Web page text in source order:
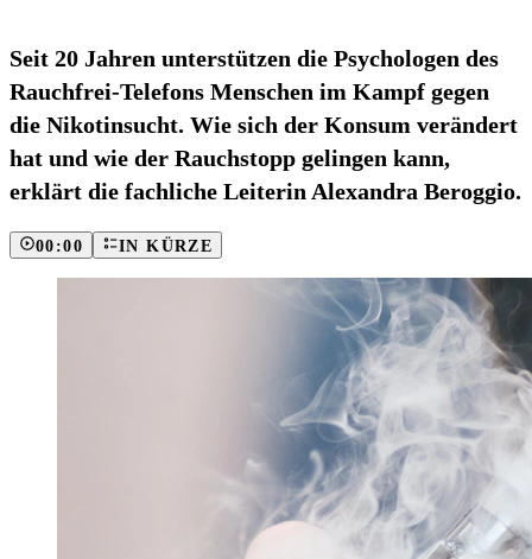
Seit 20 Jahren unterstützen die Psychologen des
Rauchfrei-Telefons Menschen im Kampf gegen
die Nikotinsucht. Wie sich der Konsum verändert
hat und wie der Rauchstopp gelingen kann,
erklärt die fachliche Leiterin Alexandra Beroggio.
00:00 IN KÜRZE